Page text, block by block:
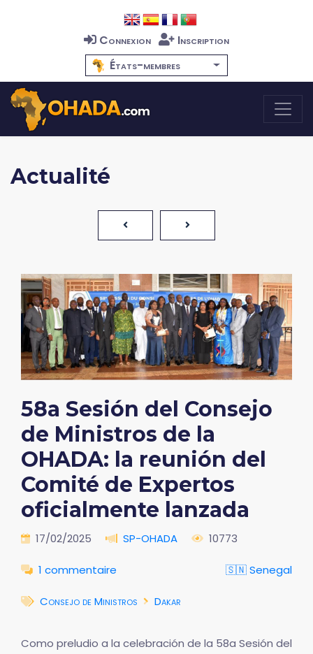
Connexion
Inscription
États-membres
Actualité
58a Sesión del Consejo
de Ministros de la
OHADA: la reunión del
Comité de Expertos
oficialmente lanzada
17/02/2025 SP-OHADA 10773
1 commentaire 🇸🇳 Senegal
Consejo de Ministros Dakar
Como preludio a la celebración de la 58a Sesión del